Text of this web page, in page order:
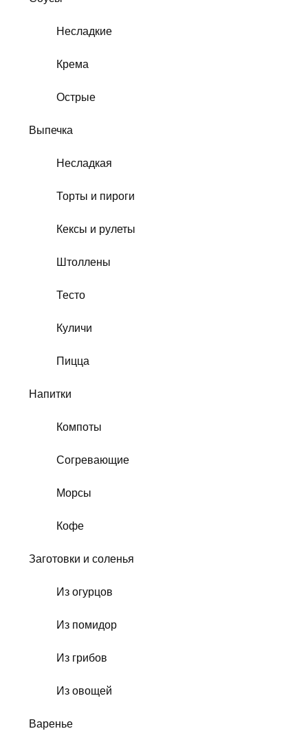
Несладкие
Крема
Острые
Выпечка
Несладкая
Торты и пироги
Кексы и рулеты
Штоллены
Тесто
Куличи
Пицца
Напитки
Компоты
Согревающие
Морсы
Кофе
Заготовки и соленья
Из огурцов
Из помидор
Из грибов
Из овощей
Варенье